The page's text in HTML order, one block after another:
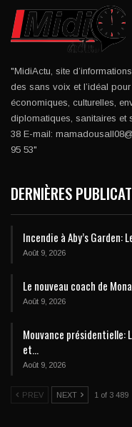
"MidiActu, site
des sans voix et l’idéal
économiques, culturelles,
diplomatiques, sanitaires et
38 E-mail:
95 53"
DERNIÈRES
Incendie à Aby’s Garden:
Août 9, 2026
Le nouveau coach de
Août 9, 2026
Mouvance présidentielle:
et…
Août 9, 2026
PREV NEXT 1 of 3 489